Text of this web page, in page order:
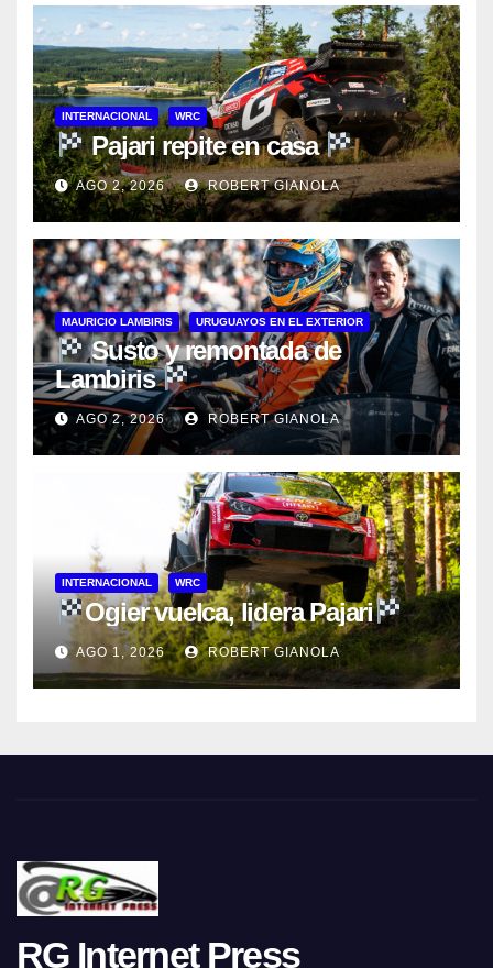
INTERNACIONAL WRC
Pajari repite en casa
AGO 2, 2026 ROBERT GIANOLA
MAURICIO LAMBIRIS URUGUAYOS EN EL EXTERIOR
Susto y remontada de
Lambiris
AGO 2, 2026 ROBERT GIANOLA
INTERNACIONAL WRC
Ogier vuelca, lidera Pajari
AGO 1, 2026 ROBERT GIANOLA
RG Internet Press